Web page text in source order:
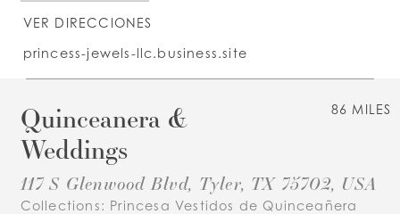
VER DIRECCIONES
princess-jewels-llc.business.site
86 MILES
Quinceanera &
Weddings
117 S Glenwood Blvd, Tyler, TX 75702, USA
Collections: Princesa Vestidos de Quinceañera